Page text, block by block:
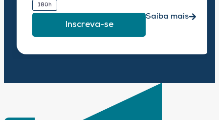
180h
Inscreva-se
Saiba mais